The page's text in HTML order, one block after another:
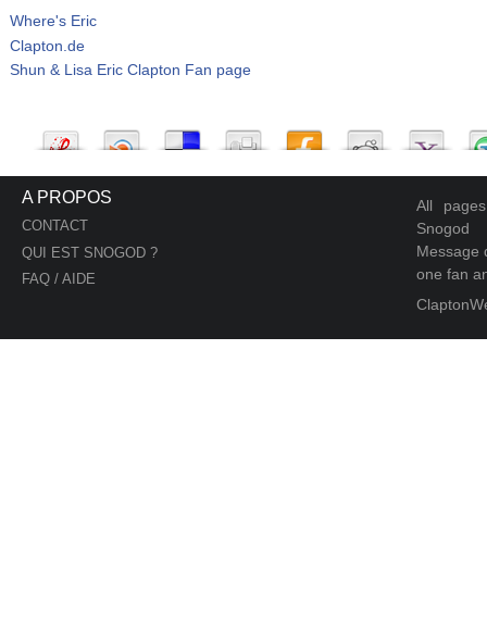
Where's Eric
Clapton.de
Shun & Lisa Eric Clapton Fan page
A PROPOS
CONTACT
QUI EST SNOGOD ?
FAQ / AIDE
All
Snogod
Message
one fan